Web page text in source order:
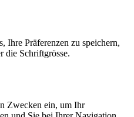
Ihre Präferenzen zu speichern,
die Schriftgrösse.
Zwecken ein, um Ihr